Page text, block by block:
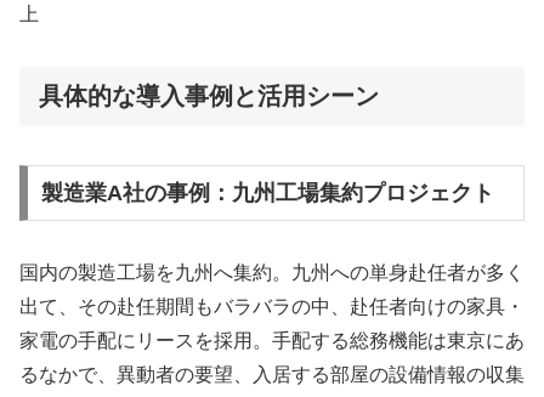
上
具体的な導入事例と活用シーン
製造業A社の事例：九州工場集約プロジェクト
国内の製造工場を九州へ集約。九州への単身赴任者が多く
出て、その赴任期間もバラバラの中、赴任者向けの家具・
家電の手配にリースを採用。手配する総務機能は東京にあ
るなかで、異動者の要望、入居する部屋の設備情報の収集